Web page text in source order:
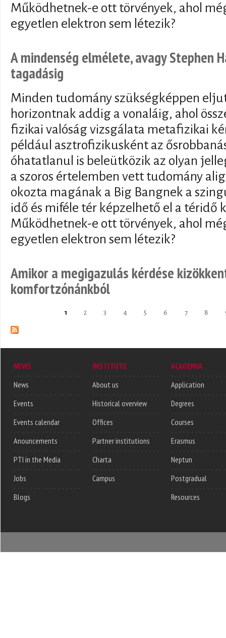
Működhetnek-e ott törvények, ahol
egyetlen elektron sem létezik?
A mindenség elmélete, avagy Stephen
tagadásig
Minden tudomány szükségképpen
horizontnak addig a vonaláig, ahol
fizikai valóság vizsgálata metafizikai
például asztrofizikusként az
óhatatlanul is beleütközik az olyan
a szoros értelemben vett tudomány
okozta magának a Big Bangnek a
idő és miféle tér képzelhető el a téridő
Működhetnek-e ott törvények, ahol
egyetlen elektron sem létezik?
Amikor a megigazulás kérdése
komfortzónánkból
1 2 3 4 5 6 7 8
NEWS
News
Events
Events calendar
Anouncements
PTI in the Media
Jobs
Blogs
INSTITUTE
About us
Historical overview
Offices
Partner institutions
Charta
Campus
ACADEMIA
Application
Degrees
Courses
Erasmus
Neptun
Postgradual
Resources